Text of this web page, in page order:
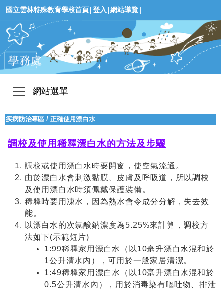
國立雲林特殊教育學校首頁|登入 |網站導覽|
網站選單
疾病防治專區 / 正確使用漂白水
調校及使用稀釋漂白水的方法及步驟
調校或使用漂白水時要開窗，使空氣流通。
由於漂白水會刺激黏膜、皮膚及呼吸道，所以調校
及使用漂白水時須佩戴保護裝備。
稀釋時要用凍水，因為熱水會令成分分解，失去效
能。
以漂白水的次氯酸鈉濃度為5.25%來計算，調校方
法如下(示範短片)
1:99稀釋家用漂白水（以10毫升漂白水混和於
1公升清水內），可用於一般家居清潔。
1:49稀釋家用漂白水（以10毫升漂白水混和於
0.5公升清水內），用於消毒染有嘔吐物、排泄